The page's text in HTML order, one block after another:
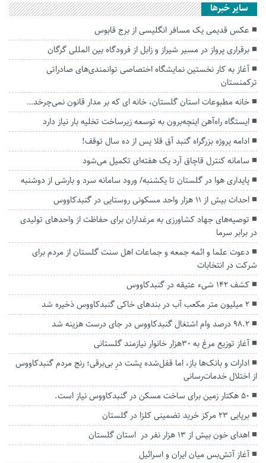
سایر خبرها
عکس قدیمی یک مسافر انگلیسی از برج قابوس
برقراری پرواز در مسیر شیراز و زابل از فرودگاه بین المللی گرگان
آغاز به کار نخستین نمایشگاه اختصاصی توانمندی‌های صادراتی
ترکمنستان
خانه مطبوعات استان گلستان، خانه ای که بر مدار قانون نمی‌چرخد…
ایستگاه راه‌آهن اینچه‌برون به توسعه زیرساخت‌ تخلیه بار نیاز دارد
ادامه پروژه بزرگراه گنبد آق قلا پس از ده سال توقف!
سامانه کنترل قاچاق آرد یک هفته‌ای تکمیل می‌شود
پایداری هوا در گلستان تا یکشنبه/ ورود سامانه سرد و بارشی از دوشنبه
احداث بیش از ۱۱ هزار واحد مسکونی روستایی در گنبدکاووس
توصیه‌های جهاد کشاورزی به مرغداران برای حفاظت از واحد‌های تولیدی
در برابر سرما
دعوت علما و ائمه جمعه و جماعات اهل سنت گلستان از مردم برای
شرکت در انتخابات
کشف ۱۴۲ شیء عتیقه در گنبدکاووس
۲ میلیون متر مکعب آب در بندهای خاکی گنبدکاووس ذخیره شد
۹۸.۲ درصد وام اشتغال گنبدکاووس در جای درست هزینه شد
آغاز توزیع مرغ به ۳۰هزار خانوار نیازمند گلستانی
ادارات و بانک‌ها باز، اما قفل‌شده پشت درِ بی‌برقی؛ رنج مردم گنبدکاووس
از اختلال خدمات‌رسانی
۵۰ هکتار زمین برای ساخت مسکن در گنبدکاووس نیاز است.
برپایی ۲۳ مرکز خرید تضمینی کلزا در گلستان
اهدای خون بیش از ۱۳ هزار نفر در استان گلستان
آغاز آتش‌بس میان ایران و اسرائیل